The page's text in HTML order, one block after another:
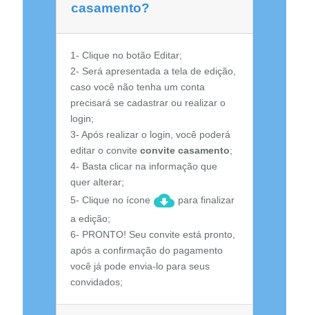
casamento?
1- Clique no botão Editar;
2- Será apresentada a tela de edição,
caso você não tenha um conta
precisará se cadastrar ou realizar o
login;
3- Após realizar o login, você poderá
editar o convite convite casamento;
4- Basta clicar na informação que
quer alterar;
5- Clique no ícone
para finalizar
a edição;
6- PRONTO! Seu convite está pronto,
após a confirmação do pagamento
você já pode envia-lo para seus
convidados;